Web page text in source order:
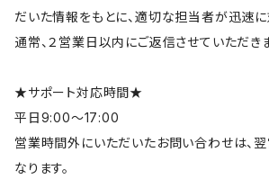
だいた情報をもとに、適切な担当者が迅速に
通常、２営業日以内にご返信させていただきま
★サポート対応時間★
平日9:00～17:00
営業時間外にいただいたお問い合わせは、
なります。